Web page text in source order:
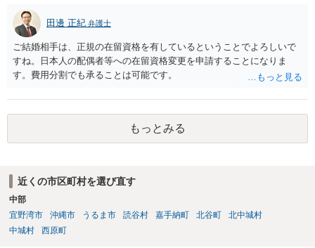
田邊 正紀 弁護士
ご結婚相手は、正規の在留資格を有しているということでよろしいで
すね。日本人の配偶者等への在留資格変更を申請することになりま
す。費用分割でも承ることは可能です。
もっとみる
近くの市区町村を選び直す
中部
宜野湾市
沖縄市 うるま市 読谷村 嘉手納町 北谷町
北中城村
中城村
西原町